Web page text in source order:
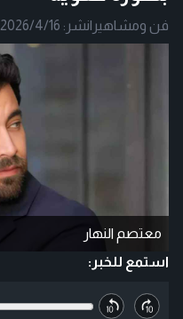
فن ومشاهير |نشر: 2026/4/16
معتصم النهار
استمع للخبر: